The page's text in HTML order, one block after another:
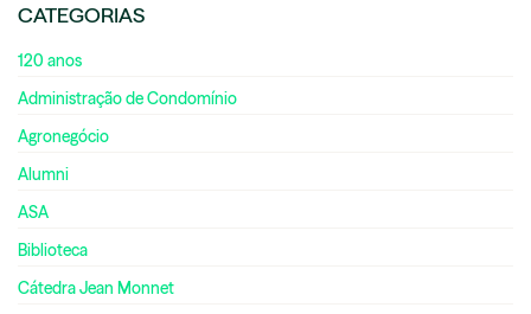
CATEGORIAS
120 anos
Administração de Condomínio
Agronegócio
Alumni
ASA
Biblioteca
Cátedra Jean Monnet